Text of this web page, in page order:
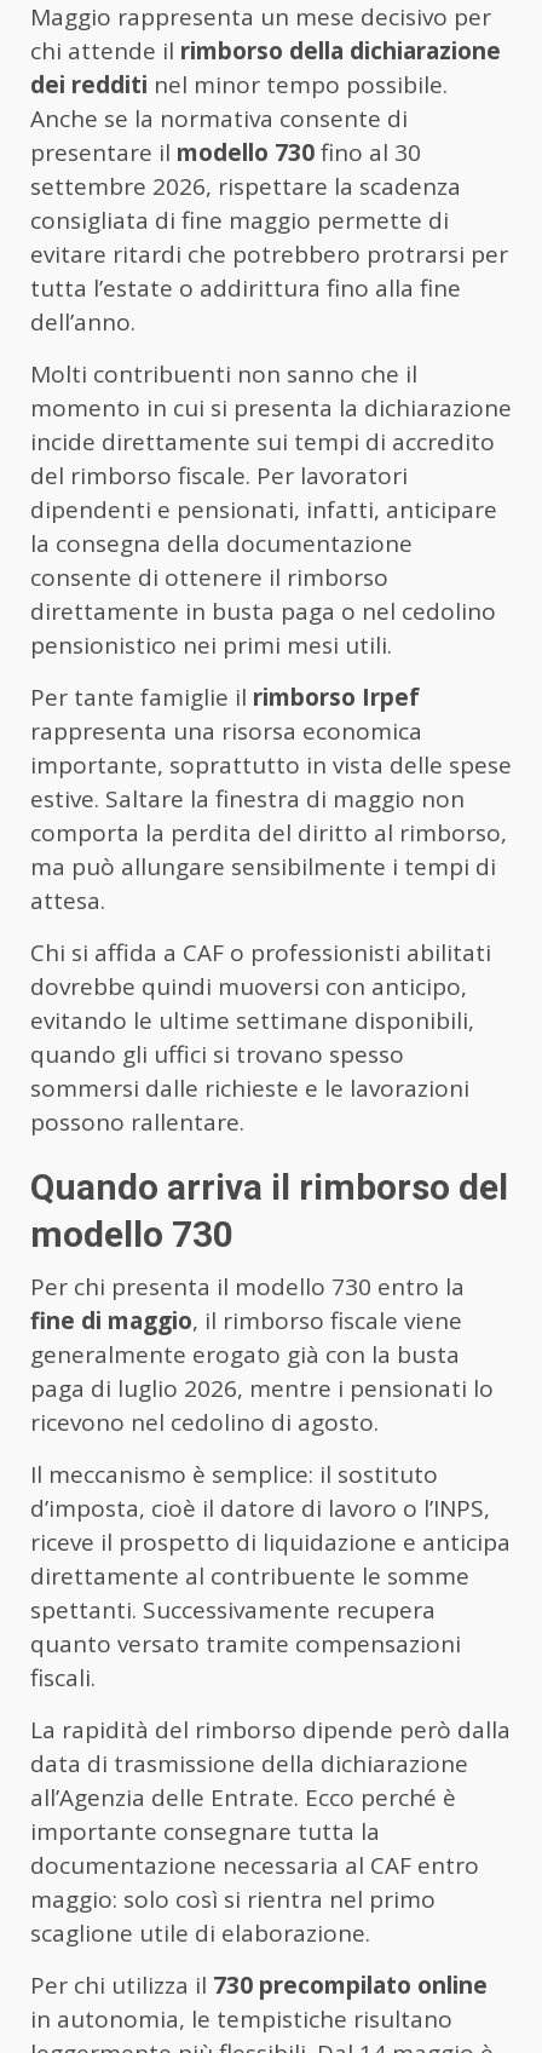
Maggio rappresenta un mese decisivo per
chi attende il rimborso della dichiarazione
dei redditi nel minor tempo possibile.
Anche se la normativa consente di
presentare il modello 730fino al 30
settembre 2026, rispettare la scadenza
consigliata di fine maggio permette di
evitare ritardi che potrebbero protrarsi per
tutta l’estate o addirittura fino alla fine
dell’anno.
Molti contribuenti non sanno che il
momento in cui si presenta la dichiarazione
incide direttamente sui tempi di accredito
del rimborso fiscale. Per lavoratori
dipendenti e pensionati, infatti, anticipare
la consegna della documentazione
consente di ottenere il rimborso
direttamente in busta paga o nel cedolino
pensionistico nei primi mesi utili.
Per tante famiglie il rimborso Irpef
rappresenta una risorsa economica
importante, soprattutto in vista delle spese
estive. Saltare la finestra di maggio non
comporta la perdita del diritto al rimborso,
ma può allungare sensibilmente i tempi di
attesa.
Chi si affida a CAF o professionisti abilitati
dovrebbe quindi muoversi con anticipo,
evitando le ultime settimane disponibili,
quando gli uffici si trovano spesso
sommersi dalle richieste e le lavorazioni
possono rallentare.
Quando arriva il rimborso del
modello 730
Per chi presenta il modello 730 entro la
fine di maggio, il rimborso fiscale viene
generalmente erogato già con la busta
paga di luglio 2026, mentre i pensionati lo
ricevono nel cedolino di agosto.
Il meccanismo è semplice: il sostituto
d’imposta, cioè il datore di lavoro o l’INPS,
riceve il prospetto di liquidazione e anticipa
direttamente al contribuente le somme
spettanti. Successivamente recupera
quanto versato tramite compensazioni
fiscali.
La rapidità del rimborso dipende però dalla
data di trasmissione della dichiarazione
all’Agenzia delle Entrate. Ecco perché è
importante consegnare tutta la
documentazione necessaria al CAF entro
maggio: solo così si rientra nel primo
scaglione utile di elaborazione.
Per chi utilizza il 730 precompilato online
in autonomia, le tempistiche risultano